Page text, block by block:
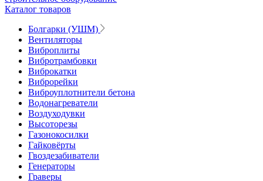
Каталог товаров
Болгарки (УШМ)
Вентиляторы
Виброплиты
Вибротрамбовки
Виброкатки
Виброрейки
Виброуплотнители бетона
Водонагреватели
Воздуходувки
Высоторезы
Газонокосилки
Гайковёрты
Гвоздезабиватели
Генераторы
Граверы